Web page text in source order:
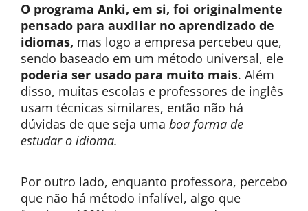
O programa Anki, em si, foi originalmente
pensado para auxiliar no aprendizado de
idiomas, mas logo a empresa percebeu que,
sendo baseado em um método universal, ele
poderia ser usado para muito mais. Além
disso, muitas escolas e professores de inglês
usam técnicas similares, então não há
dúvidas de que seja uma boa forma de
estudar o idioma.
Por outro lado, enquanto professora, percebo
que não há método infalível, algo que